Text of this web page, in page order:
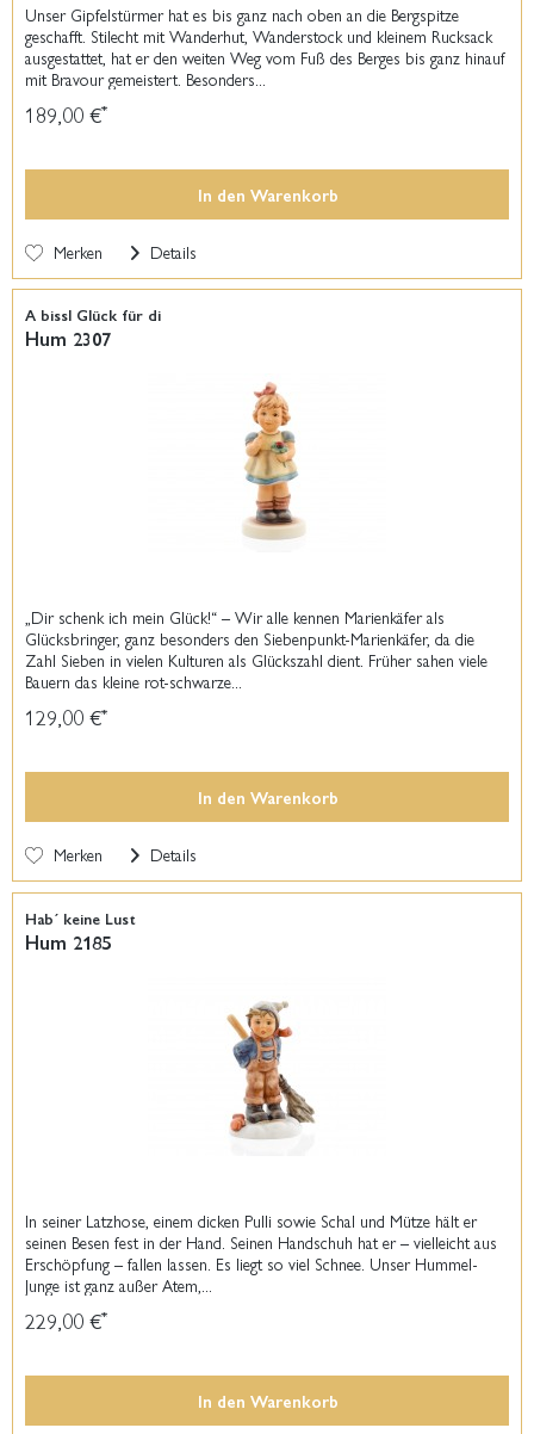
Unser Gipfelstürmer hat es bis ganz nach oben an die Bergspitze
geschafft. Stilecht mit Wanderhut, Wanderstock und kleinem Rucksack
ausgestattet, hat er den weiten Weg vom Fuß des Berges bis ganz hinauf
mit Bravour gemeistert. Besonders...
189,00 €*
In den Warenkorb
Merken Details
A bissl Glück für di
Hum 2307
„Dir schenk ich mein Glück!“ – Wir alle kennen Marienkäfer als
Glücksbringer, ganz besonders den Siebenpunkt-Marienkäfer, da die
Zahl Sieben in vielen Kulturen als Glückszahl dient. Früher sahen viele
Bauern das kleine rot-schwarze...
129,00 €*
In den Warenkorb
Merken Details
Hab´ keine Lust
Hum 2185
In seiner Latzhose, einem dicken Pulli sowie Schal und Mütze hält er
seinen Besen fest in der Hand. Seinen Handschuh hat er – vielleicht aus
Erschöpfung – fallen lassen. Es liegt so viel Schnee. Unser Hummel-
Junge ist ganz außer Atem,...
229,00 €*
In den Warenkorb